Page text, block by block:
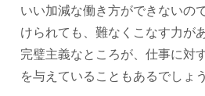
いい加減な働き方ができないの
けられても、難なくこなす力が
完璧主義なところが、仕事に対
を与えていることもあるでしょう